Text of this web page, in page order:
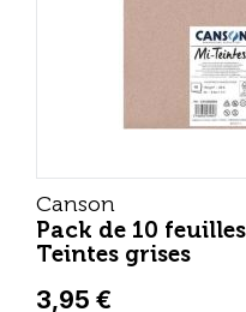
Canson
Pack de 10
Teintes grises
3,95 €